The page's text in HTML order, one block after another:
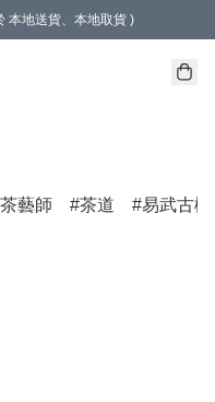
本地送貨、本地取貨 )
藝師 茶道
易武古樹